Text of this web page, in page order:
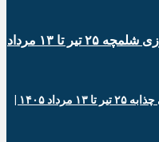
اطلاع‌نگاشت| تردد مسافر از پایانه‌ مرزی شلمچه ۲۵ تیر تا ۱۳ مرداد